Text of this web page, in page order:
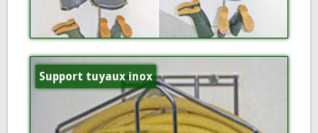
Support tuyaux inox